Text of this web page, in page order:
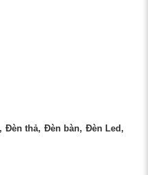
Đèn thả Đèn bàn
Đèn Led